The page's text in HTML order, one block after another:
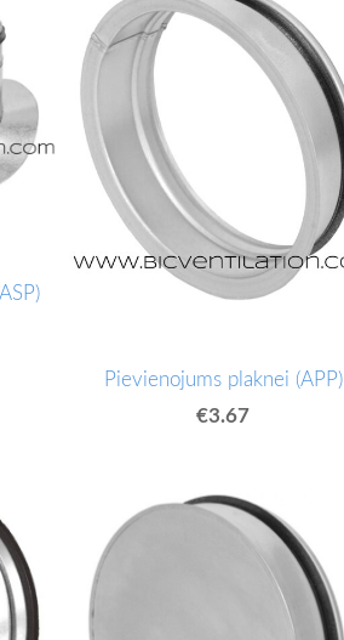
Pievienojums plaknei (APP)
€3.67